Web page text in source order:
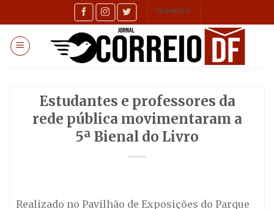
to
content
SEMANÁRIO
Estudantes e professores da
rede pública movimentaram a
5ª Bienal do Livro
Realizado no Pavilhão de Exposições do Parque